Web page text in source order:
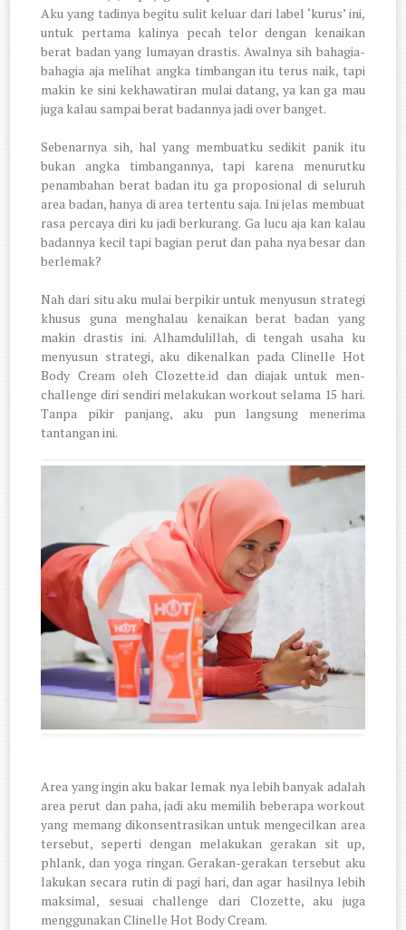
Aku yang tadinya begitu sulit keluar dari label ‘kurus’ ini,
untuk pertama kalinya pecah telor dengan kenaikan
berat badan yang lumayan drastis. Awalnya sih bahagia-
bahagia aja melihat angka timbangan itu terus naik, tapi
makin ke sini kekhawatiran mulai datang, ya kan ga mau
juga kalau sampai berat badannya jadi over banget.
Sebenarnya sih, hal yang membuatku sedikit panik itu
bukan angka timbangannya, tapi karena menurutku
penambahan berat badan itu ga proposional di seluruh
area badan, hanya di area tertentu saja. Ini jelas membuat
rasa percaya diri ku jadi berkurang. Ga lucu aja kan kalau
badannya kecil tapi bagian perut dan paha nya besar dan
berlemak?
Nah dari situ aku mulai berpikir untuk menyusun strategi
khusus guna menghalau kenaikan berat badan yang
makin drastis ini. Alhamdulillah, di tengah usaha ku
menyusun strategi, aku dikenalkan pada Clinelle Hot
Body Cream oleh Clozette.id dan diajak untuk men-
challenge diri sendiri melakukan workout selama 15 hari.
Tanpa pikir panjang, aku pun langsung menerima
tantangan ini.
Area yang ingin aku bakar lemak nya lebih banyak adalah
area perut dan paha, jadi aku memilih beberapa workout
yang memang dikonsentrasikan untuk mengecilkan area
tersebut, seperti dengan melakukan gerakan sit up,
phlank, dan yoga ringan. Gerakan-gerakan tersebut aku
lakukan secara rutin di pagi hari, dan agar hasilnya lebih
maksimal, sesuai challenge dari Clozette, aku juga
menggunakan Clinelle Hot Body Cream.